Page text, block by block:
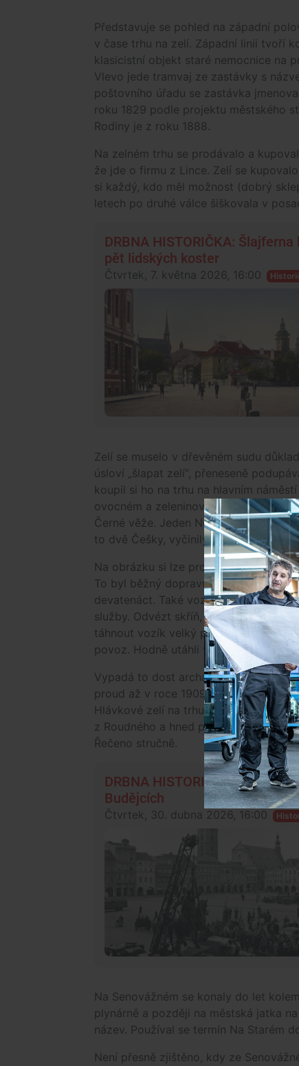
Představuje se pohled na západní
v čase trhu na zelí. Západní linii tvoří
klasicistní objekt staré nemocnice na
Vlevo jede tramvaj ze zastávky s
poštovního úřadu se zastávka
roku 1829 podle projektu městského
Rodiny je z roku 1888.
Na zelném trhu se prodávalo a
že jde o firmu z Lince. Zelí se
si každý, kdo měl možnost (dobrý
letech po druhé válce šiškovala v
DRBNA HISTORIČKA:
pět lidských koster
Čtvrtek, 7. května 2026, 16:00
Zelí se muselo v dřevěném sudu
úsloví „šlapat zelí“, přeneseně
koupil si ho na trhu na hlavním
ovocném a zeleninovém trhu pod
Černé věže. Jeden Němec si koupil
to dvě Češky, vyčinily mu a přinutily
Na obrázku si lze prohlédnout různé
To byl běžný dopravní prostředek v
devatenáct. Také vozík byl za c. k.
služby. Odvézt skříň, něco nábytku,
táhnout vozík velký pes. Vozily mléko
povoz. Hodně utáhli voli.
Vypadá to dost archaicky, ale to byl
proud až v roce 1909. Většina ulic
Hlávkové zelí na trhu bylo většinou
z Roudného a hned prodával bez
Řečeno stručně.
DRBNA HISTORIČKA: Od
Budějcích
Čtvrtek, 30. dubna 2026, 16:00
Na Senovážném se konaly do let
plynárně a později na městská jatka
název. Používal se termín Na Starém
Není přesně zjištěno, kdy ze